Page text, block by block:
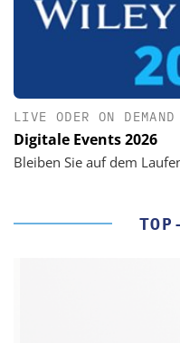
LIVE ODER ON DEMAND
Digitale Events 2026
Bleiben Sie auf dem